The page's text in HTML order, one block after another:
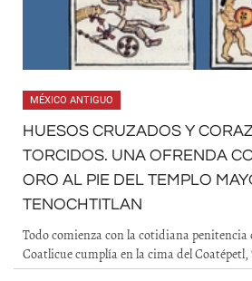
MÉXICO ANTIGUO
HUESOS CRUZADOS Y
TORCIDOS. UNA OFRENDA
ORO AL PIE DEL TEMPLO
TENOCHTITLAN
Todo comienza con la cotidiana
Coatlicue cumplía en la cima del Coatépetl,